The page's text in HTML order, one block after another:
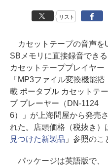
リスト
カセットテープの音声を
SBメモリに直接録音できる
カセットテーププレイヤー
「MP3ファイル変換機能搭
載 ポータブル カセットテー
プ プレーヤー（DN-1124
6）」が上海問屋から発売さ
れた。店頭価格（税抜き）
見つけた新製品 」参照のこ
パッケージは英語版で、